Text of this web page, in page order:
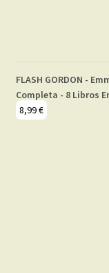
FLASH GORDON -
Completa - 8 Libros
8,99€